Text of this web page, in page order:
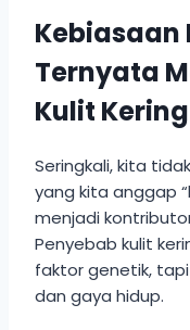
Kebiasaan
Ternyata
Kulit
Seringkali, kita
yang kita anggap
menjadi
Penyebab kulit
faktor genetik,
dan gaya hidup.